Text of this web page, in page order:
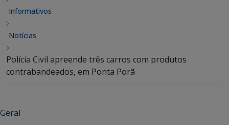
Informativos
Notícias
Polícia Civil apreende três carros com produtos
contrabandeados, em Ponta Porã
Geral